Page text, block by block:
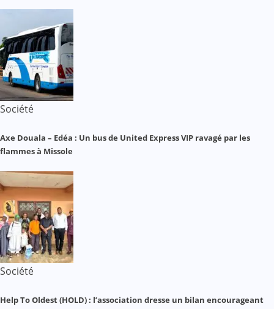
Société
Axe Douala – Edéa : Un bus de United Express VIP ravagé par les
flammes à Missole
Société
Help To Oldest (HOLD) : l’association dresse un bilan encourageant